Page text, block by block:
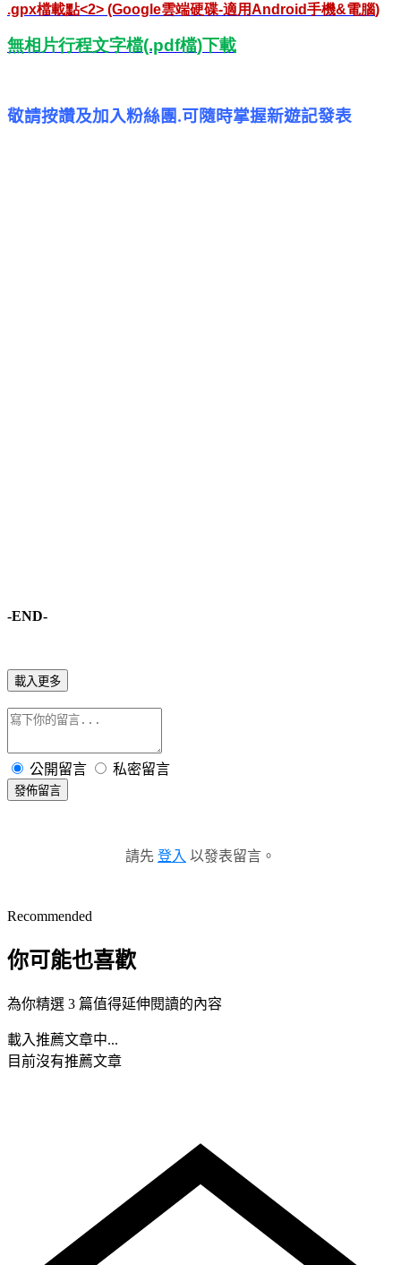
.gpx檔載點<2> (Google雲端硬碟-適用Android手機&電腦)
無相片行程文字檔(.pdf檔)下載
敬請按讚及加入粉絲團 .可隨時掌握新遊記發表
-END-
載入更多
公開留言 私密留言
發佈留言
請先 登入 以發表留言。
Recommended
你可能也喜歡
為你精選 3 篇值得延伸閱讀的內容
載入推薦文章中...
目前沒有推薦文章